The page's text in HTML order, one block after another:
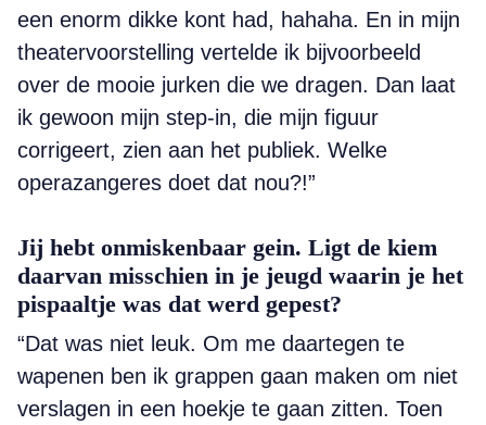
een enorm dikke kont had, hahaha. En in mijn
theatervoorstelling vertelde ik bijvoorbeeld
over de mooie jurken die we dragen. Dan laat
ik gewoon mijn step-in, die mijn figuur
corrigeert, zien aan het publiek. Welke
operazangeres doet dat nou?!”
Jij hebt onmiskenbaar gein. Ligt de kiem
daarvan misschien in je jeugd waarin je het
pispaaltje was dat werd gepest?
“Dat was niet leuk. Om me daartegen te
wapenen ben ik grappen gaan maken om niet
verslagen in een hoekje te gaan zitten. Toen